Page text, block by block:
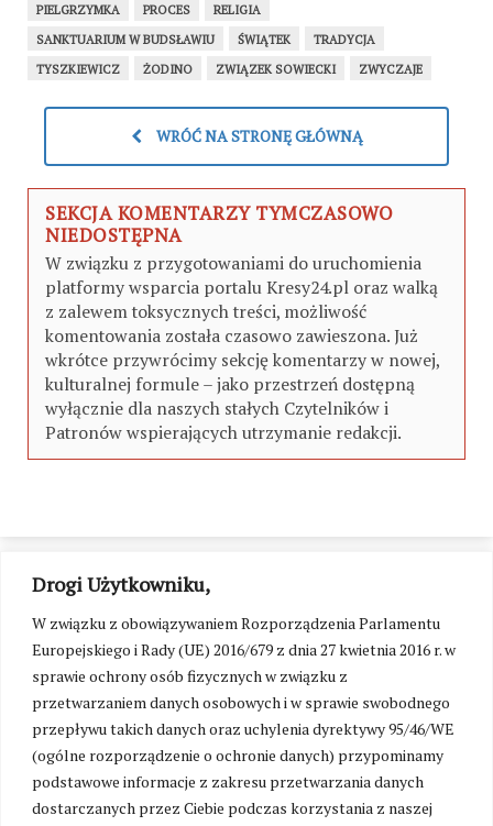
Drogi Użytkowniku,
W związku z obowiązywaniem Rozporządzenia Parlamentu
Europejskiego i Rady (UE) 2016/679 z dnia 27 kwietnia 2016 r. w
sprawie ochrony osób fizycznych w związku z
przetwarzaniem danych osobowych i w sprawie swobodnego
przepływu takich danych oraz uchylenia dyrektywy 95/46/WE
(ogólne rozporządzenie o ochronie danych) przypominamy
podstawowe informacje z zakresu przetwarzania danych
dostarczanych przez Ciebie podczas korzystania z naszej
PIELGRZYMKA
PROCES
RELIGIA
SANKTUARIUM W BUDSŁAWIU
ŚWIĄTEK
TRADYCJA
TYSZKIEWICZ
ŻODINO ZWIĄZEK SOWIECKI ZWYCZAJE
WRÓĆ NA STRONĘ GŁÓWNĄ
SEKCJA KOMENTARZY TYMCZASOWO
NIEDOSTĘPNA
W związku z przygotowaniami do uruchomienia
platformy wsparcia portalu Kresy24.pl oraz walką
z zalewem toksycznych treści, możliwość
komentowania została czasowo zawieszona. Już
wkrótce przywrócimy sekcję komentarzy w nowej,
kulturalnej formule – jako przestrzeń dostępną
wyłącznie dla naszych stałych Czytelników i
Patronów wspierających utrzymanie redakcji.